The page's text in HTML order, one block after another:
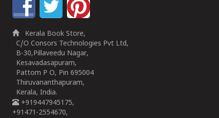
Kerala Book Store,
C/O Consors Technologies Pvt Ltd,
B-30,Pillaveedu Nagar,
Kesavadasapuram,
Pattom P O, Pin 695004
Thiruvananthapuram,
Kerala, India.
+919447945175,
+91471-2554670,